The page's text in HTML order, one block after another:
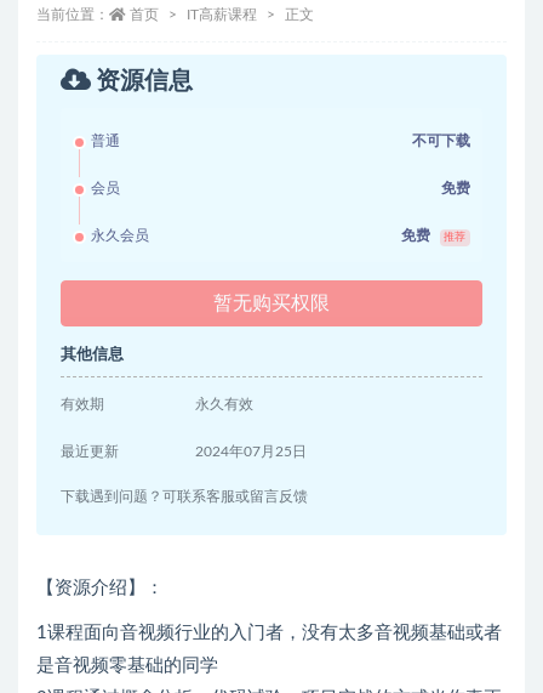
当前位置： 首页 IT高薪课程 正文
资源信息
普通 不可下载
会员 免费
永久会员 免费 推荐
暂无购买权限
其他信息
有效期 永久有效
最近更新 2024年07月25日
下载遇到问题？可联系客服或留言反馈
【资源介绍】：
1课程面向音视频行业的入门者，没有太多音视频基础或者
是音视频零基础的同学